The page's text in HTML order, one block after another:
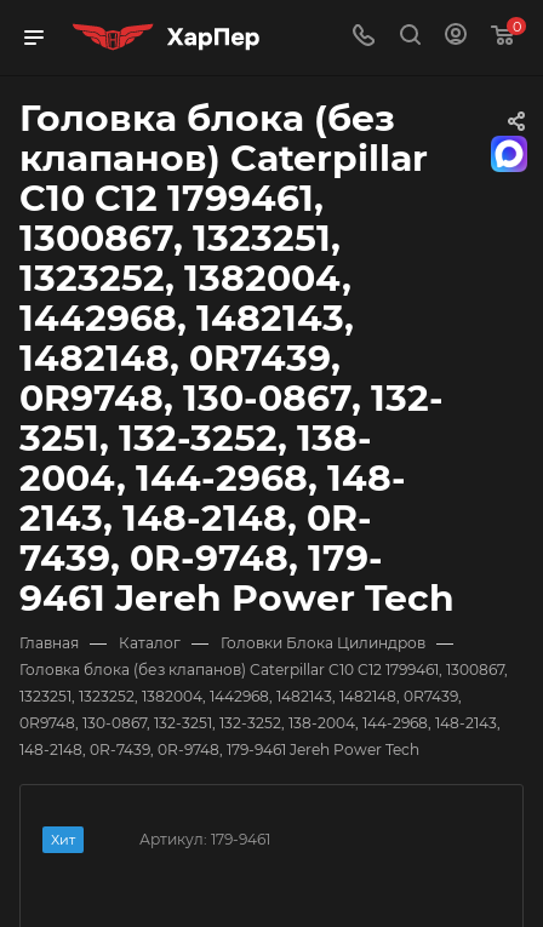
0
Головка блока (без
клапанов) Caterpillar
C10 C12 1799461,
1300867, 1323251,
1323252, 1382004,
1442968, 1482143,
1482148, 0R7439,
0R9748, 130-0867, 132-
3251, 132-3252, 138-
2004, 144-2968, 148-
2143, 148-2148, 0R-
7439, 0R-9748, 179-
9461 Jereh Power Tech
Главная — Каталог — Головки Блока Цилиндров —
Головка блока (без клапанов) Caterpillar C10 C12 1799461, 1300867,
1323251, 1323252, 1382004, 1442968, 1482143, 1482148, 0R7439,
0R9748, 130-0867, 132-3251, 132-3252, 138-2004, 144-2968, 148-2143,
148-2148, 0R-7439, 0R-9748, 179-9461 Jereh Power Tech
Хит Артикул: 179-9461